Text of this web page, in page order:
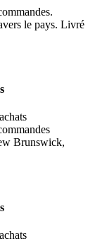
le pays. Livré
Brunswick,